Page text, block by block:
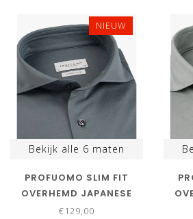
NIEUW
Bekijk alle 6 maten
PROFUOMO SLIM FIT
OVERHEMD JAPANESE
KNITTED DENIM BLUE
€129,00